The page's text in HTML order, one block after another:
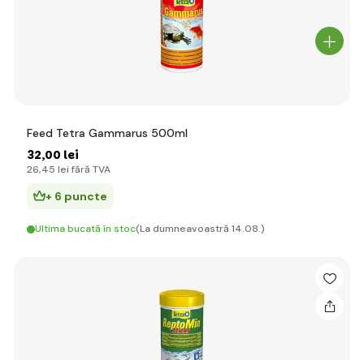
Feed Tetra Gammarus 500ml
32,00 lei
26,45 lei fără TVA
+ 6 puncte
Ultima bucată în stoc(La dumneavoastră 14.08.)